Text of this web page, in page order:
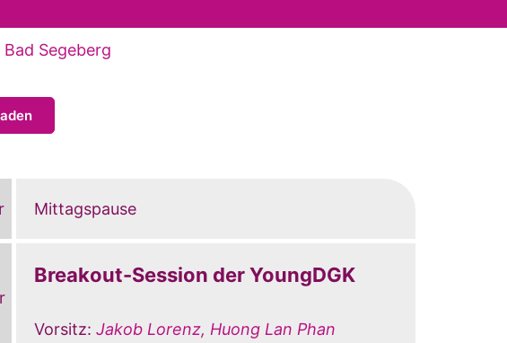
Segeberg
Mittagspause
Breakout-Session der YoungDGK
Vorsitz: Jakob Lorenz, Huong Lan Phan